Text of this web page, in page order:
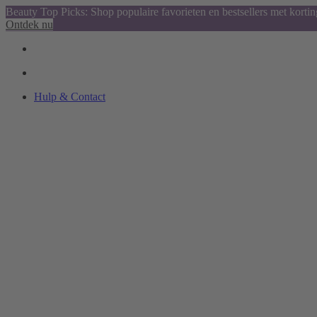
Beauty Top Picks: Shop populaire favorieten en bestsellers met
Ontdek nu
Hulp & Contact